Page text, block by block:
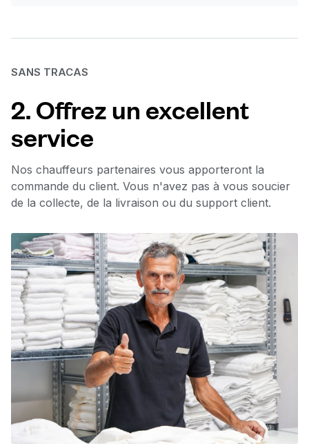
SANS TRACAS
2. Offrez un excellent
service
Nos chauffeurs partenaires vous apporteront la
commande du client. Vous n'avez pas à vous soucier
de la collecte, de la livraison ou du support client.